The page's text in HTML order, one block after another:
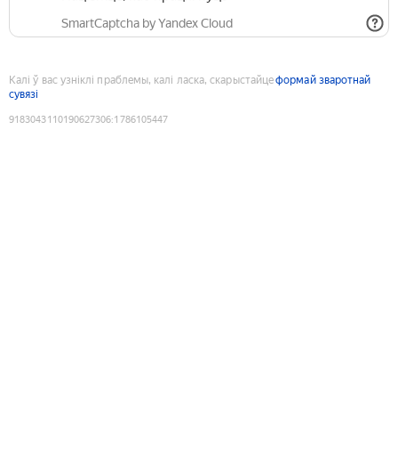
SmartCaptcha by Yandex Cloud
Калі ў вас узніклі праблемы, калі ласка, скарыстайцеформай зваротнай
сувязі
9183043110190627306:1786105447